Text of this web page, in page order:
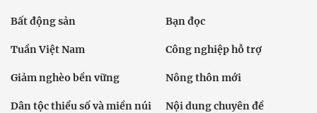
Bất động sản Bạn đọc
Tuần Việt Nam Công nghiệp hỗ trợ
Giảm nghèo bền vững Nông thôn mới
Dân tộc thiểu số và miền núi Nội dung chuyên đề